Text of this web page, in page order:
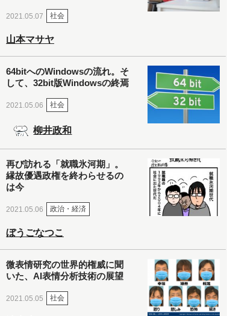
2021.05.07 社会
山本マサヤ
64bitへのWindowsの流れ。そ
して、32bit版Windowsの終焉
2021.05.06 社会
柳井政和
再び訪れる「就職氷河期」。
縁故優遇政権を終わらせるの
は今
2021.05.06 政治・経済
ぼうごなつこ
微表情研究の世界的権威に聞
いた、AI表情分析技術の展望
2021.05.05 社会